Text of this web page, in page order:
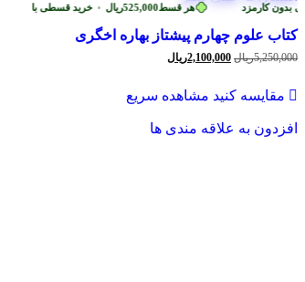
هر قسط525,000ریال • خرید قسطی با ترب‌پی کارمزد
کتاب علوم چهارم پیشتاز بهاره اخگری
5,250,000ریال قیمت
بود.
2,100,000ریال
است.
مقایسه کنید مشاهده سریع
افزدون به علاقه مندی ها
خرید قسطی با